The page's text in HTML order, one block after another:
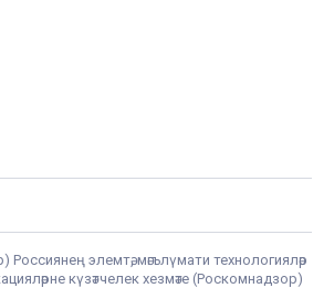
элемтә, мәгълүмати технологияләр
күзәтчелек хезмәте (Роскомнадзор)